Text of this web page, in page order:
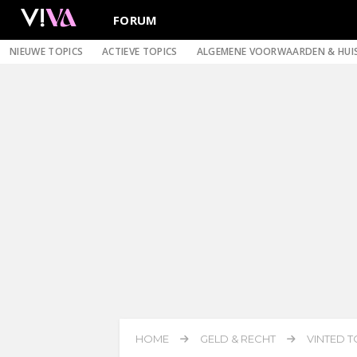
FORUM
NIEUWE TOPICS ACTIEVE TOPICS ALGEMENE VOORWAARDEN &
HOME GELD & RECHT VINTED